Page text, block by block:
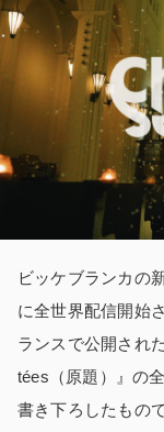
ビッケブランカの
に全世界配信開始
ランスで公開され
tées（原題）』の
書き下ろしたもの